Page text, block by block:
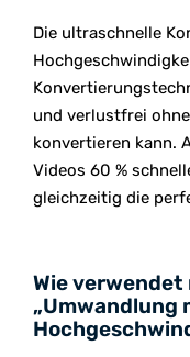
Die ultraschnelle
und verlustfrei
konvertieren kann.
Videos 60 %
gleichzeitig die
Wie
„Umwandlung